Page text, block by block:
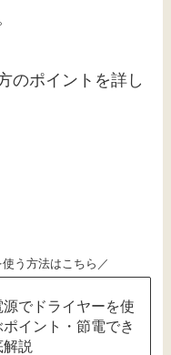
のポイントを詳し
う方法はこちら／
でドライヤーを使
イント・節電でき
説